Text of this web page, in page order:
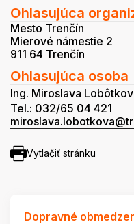
Ohlasujúca
Mesto Trenčín
Mierové námestie 2
911 64 Trenčín
Ohlasujúca osoba
Ing. Miroslava
Tel.: 032/65 04 421
Vytlačiť stránku
Dopravné